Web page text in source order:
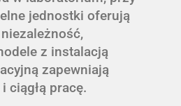
jednostki oferują
z instalacją
zapewniają
ciągłą pracę.